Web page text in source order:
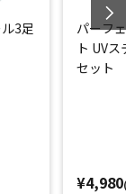
スタマイズが
指で押すイメ
3足
パーフ
ト UV
セット
¥4,980